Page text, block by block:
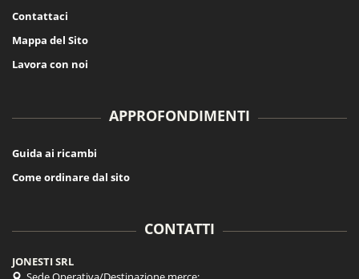
Contattaci
Mappa del Sito
Lavora con noi
APPROFONDIMENTI
Guida ai ricambi
Come ordinare dal sito
CONTATTI
JONESTI SRL